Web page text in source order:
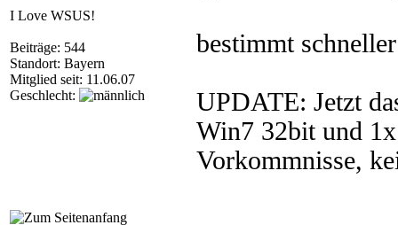
I Love WSUS!
Beiträge: 544
Standort: Bayern
Mitglied seit: 11.06.07
Geschlecht:
bestimmt
UPDATE: Jetzt
Win7 32bit und
Vorkommnisse,